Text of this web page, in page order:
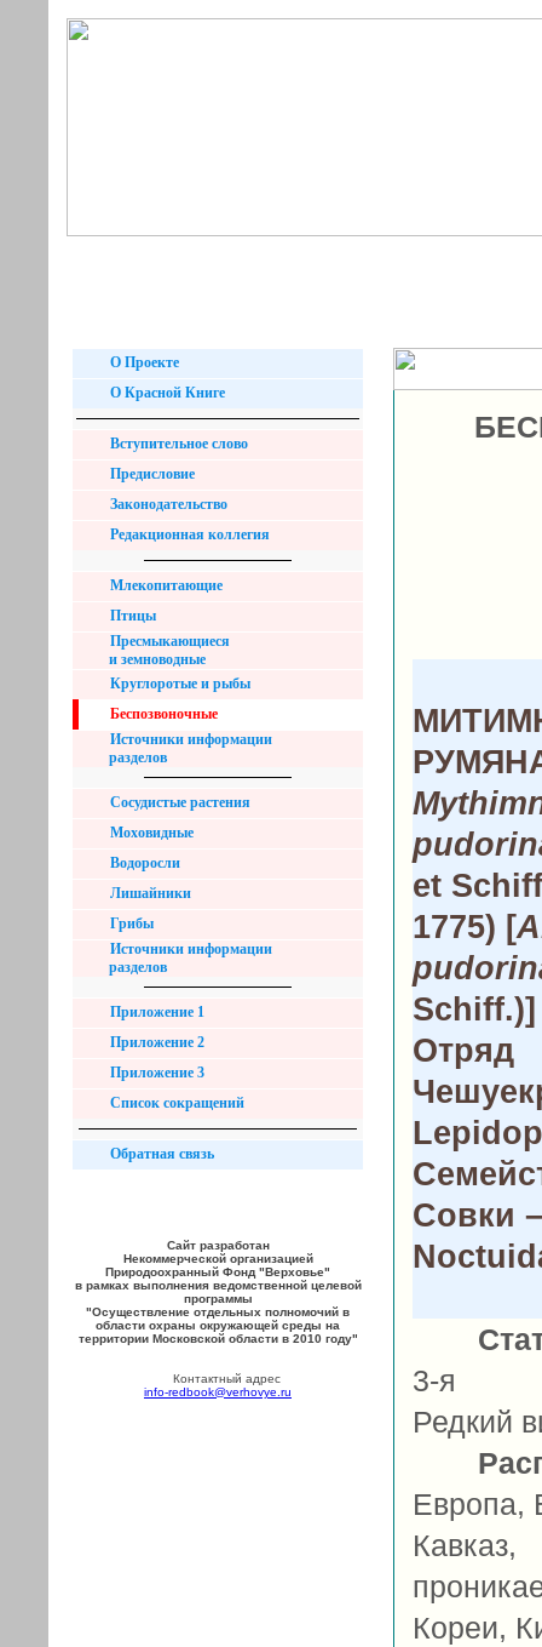
О Проекте
О Красной Книге
Вступительное слово
Предисловие
Законодательство
Редакционная коллегия
Млекопитающие
Птицы
Пресмыкающиеся
и земноводные
Круглоротые и рыбы
Беспозвоночные
Источники информации
разделов
Сосудистые растения
Моховидные
Водоросли
Лишайники
Грибы
Источники информации
разделов
Приложение 1
Приложение 2
Приложение 3
Список сокращений
Обратная связь
Сайт разработан
Некоммерческой организацией
Природоохранный Фонд "Верховье"
в рамках выполнения ведомственной целевой
программы
"Осуществление отдельных полномочий в
области охраны окружающей среды на
территории Московской области в 2010 году"
Контактный адрес
info-redbook@verhovye.ru
et
1775) [
Schiff.)]
Отряд
Совки –
3-я
Редкий
Европа,
Кореи,